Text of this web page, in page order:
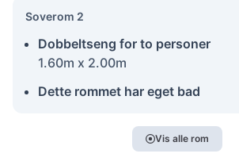
Soverom 2
Dobbeltseng for to personer
1.60m x 2.00m
Dette rommet har eget bad
Vis alle rom